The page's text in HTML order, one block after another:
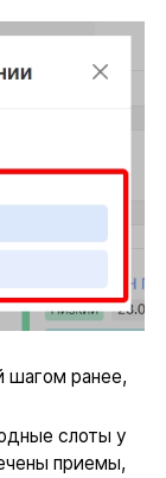
шагом ранее,
слоты у
приемы,